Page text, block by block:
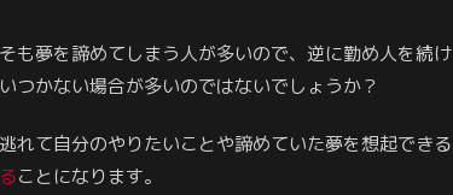
も夢を諦めてしまう人が多いので、逆に勤め人を続け
つかない場合が多いのではないでしょうか？
れて自分のやりたいことや諦めていた夢を想起できる
ことになります。